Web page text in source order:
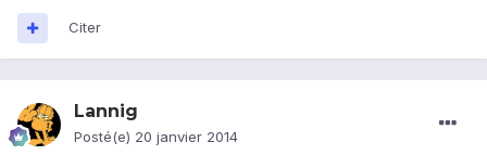
Citer
Lannig
Posté(e) 20 janvier 2014